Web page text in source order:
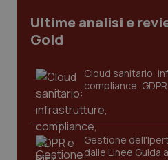
Ultime analisi e
Gold
Cloud sanitario:
compliance,
Gestione
dalle Linee Guida